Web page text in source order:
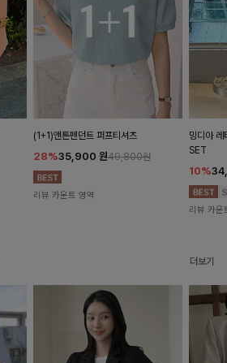
(1+1)앤튼펜던트 퍼프티셔츠
28%35,900 원49,800원
리뷰 카운트 영역
밍디아 레
SET
10%
리뷰 카운
더보기